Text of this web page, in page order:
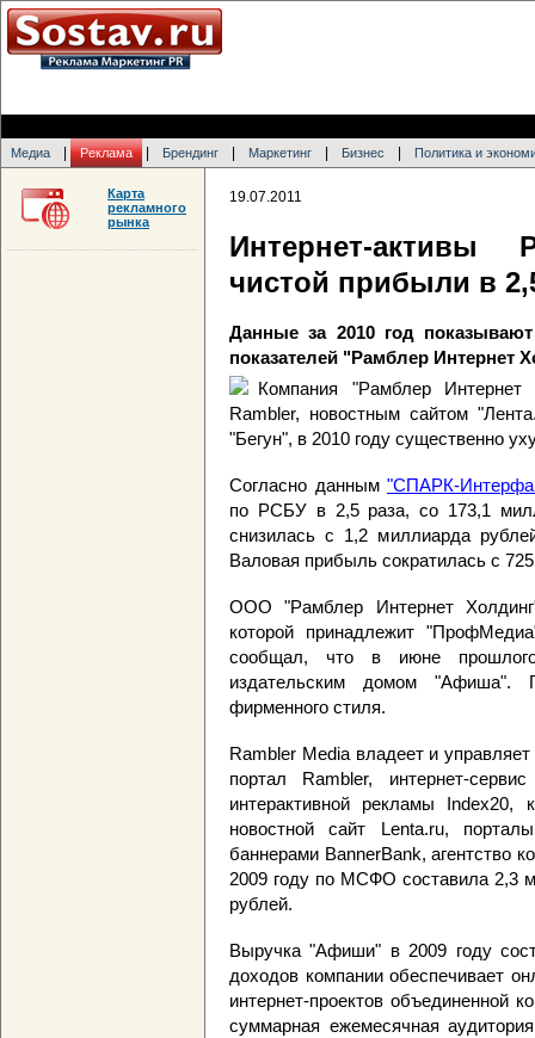
Медиа Реклама Брендинг Маркетинг Бизнес Политика и
19.07.2011
Интернет-
чистой прибыли в
Данные за 2010 год
показателей "Рамблер Интернет
Компания "Рамблер Интернет
Rambler, новостным сайтом
"Бегун", в 2010 году существенно
Согласно данным "СПАРК-
по РСБУ в 2,5 раза, со 173,1
снизилась с 1,2 миллиарда
Валовая прибыль сократилась с
ООО "Рамблер Интернет
которой принадлежит
сообщал, что в июне
издательским домом "Афиша".
фирменного стиля.
Rambler Media владеет и
портал Rambler, интернет-
интерактивной рекламы Index20,
новостной сайт Lenta.ru,
баннерами BannerBank, агентство
2009 году по МСФО составила 2,3
рублей.
Выручка "Афиши" в 2009 году
доходов компании обеспечивает
интернет-проектов объединенной
суммарная ежемесячная
Карта
рекламного
рынка